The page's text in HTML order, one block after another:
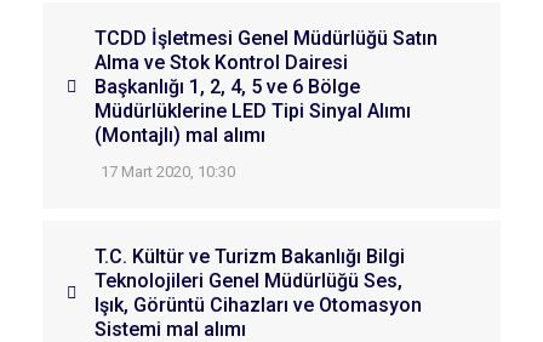
TCDD İşletmesi Genel Müdürlüğü Satın
Alma ve Stok Kontrol Dairesi
Başkanlığı 1, 2, 4, 5 ve 6 Bölge
Müdürlüklerine LED Tipi Sinyal Alımı
(Montajlı) mal alımı
17 Mart 2020, 10:30
T.C. Kültür ve Turizm Bakanlığı Bilgi
Teknolojileri Genel Müdürlüğü Ses,
Işık, Görüntü Cihazları ve Otomasyon
Sistemi mal alımı